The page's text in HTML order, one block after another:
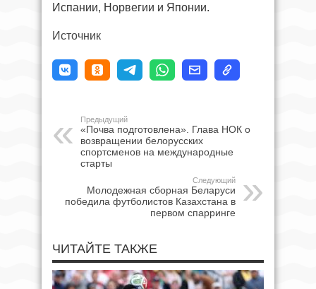
Испании, Норвегии и Японии.
Источник
Предыдущий
«Почва подготовлена». Глава НОК о
возвращении белорусских
спортсменов на международные
старты
Следующий
Молодежная сборная Беларуси
победила футболистов Казахстана в
первом спарринге
ЧИТАЙТЕ ТАКЖЕ